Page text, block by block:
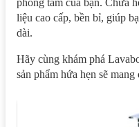
phòng tắm của bạn. Chưa
liệu cao cấp, bền bỉ, giúp
dài.
Hãy cùng khám phá
sản phẩm hứa hẹn sẽ